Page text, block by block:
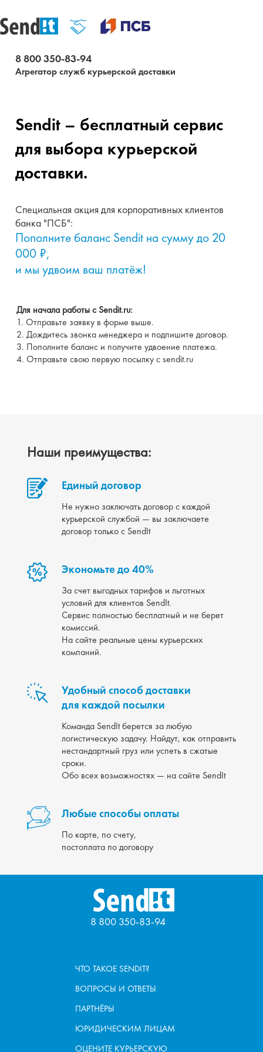
8 800 350-83-94
Агрегатор служб курьерской доставки
Sendit – бесплатный сервис
для выбора курьерской
доставки.
Специальная акция для корпоративных клиентов
банка "ПСБ":
Пополните баланс Sendit на сумму до 20
000 ₽,
и мы удвоим ваш платёж!
Для начала работы с Sendit.ru:
1. Отправьте заявку в форме выше.
2. Дождитесь звонка менеджера и подпишите договор.
3. Пополните баланс и получите удвоение платежа.
4. Отправьте свою первую посылку с sendit.ru
Наши преимущества:
Единый договор
Не нужно заключать договор с каждой
курьерской службой — вы заключаете
договор только с SendIt
Экономьте до 40%
За счет выгодных тарифов и льготных
условий для клиентов SendIt.
Сервис полностью бесплатный и не берет
комиссий.
На сайте реальные цены курьерских
компаний.
Удобный способ доставки
для каждой посылки
Команда SendIt берется за любую
логистическую задачу. Найдут, как отправить
нестандартный груз или успеть в сжатые
сроки.
Обо всех возможностях — на сайте SendIt
Любые способы оплаты
По карте, по счету,
постоплата по договору
8 800 350-83-94
ЧТО ТАКОЕ SENDIT?
ВОПРОСЫ И ОТВЕТЫ
ПАРТНЁРЫ
ЮРИДИЧЕСКИМ ЛИЦАМ
ОЦЕНИТЕ КУРЬЕРСКУЮ